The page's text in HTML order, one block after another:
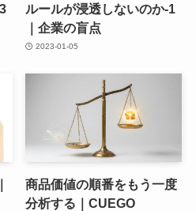
ルールが浸透しないのか-1
｜企業の盲点
2023-01-05
商品価値の順番をもう一度
分析する｜CUEGO